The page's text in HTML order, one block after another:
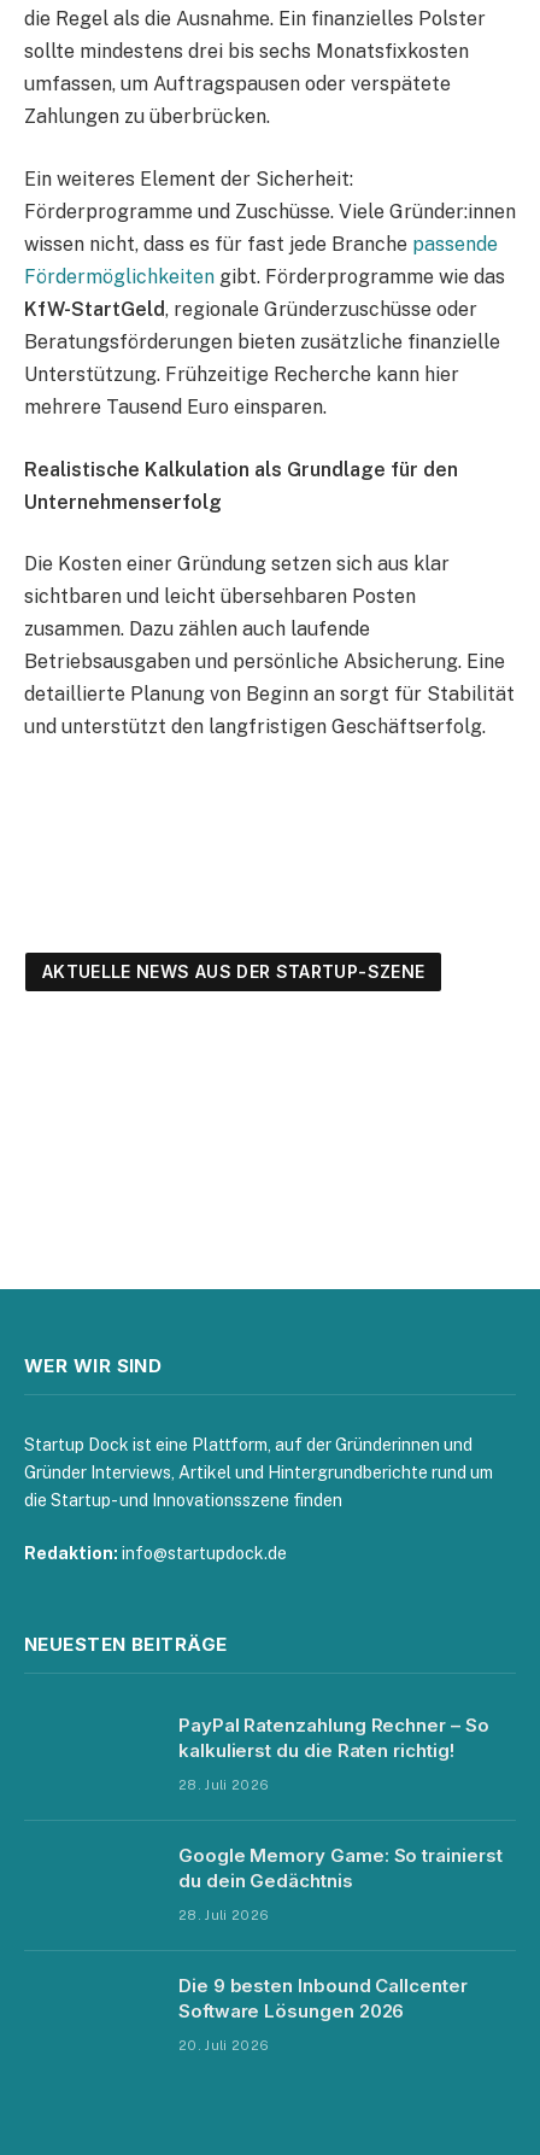
die Regel als die Ausnahme. Ein finanzielles Polster
sollte mindestens drei bis sechs Monatsfixkosten
umfassen, um Auftragspausen oder verspätete
Zahlungen zu überbrücken.
Ein weiteres Element der Sicherheit:
Förderprogramme und Zuschüsse. Viele Gründer:innen
wissen nicht, dass es für fast jede Branche passende
Fördermöglichkeiten gibt. Förderprogramme wie das
KfW-StartGeld, regionale Gründerzuschüsse oder
Beratungsförderungen bieten zusätzliche finanzielle
Unterstützung. Frühzeitige Recherche kann hier
mehrere Tausend Euro einsparen.
Realistische Kalkulation als Grundlage für den
Unternehmenserfolg
Die Kosten einer Gründung setzen sich aus klar
sichtbaren und leicht übersehbaren Posten
zusammen. Dazu zählen auch laufende
Betriebsausgaben und persönliche Absicherung. Eine
detaillierte Planung von Beginn an sorgt für Stabilität
und unterstützt den langfristigen Geschäftserfolg.
AKTUELLE NEWS AUS DER STARTUP-SZENE
WER WIR SIND
Startup Dock ist eine Plattform, auf der Gründerinnen und
Gründer Interviews, Artikel und Hintergrundberichte rund um
die Startup- und Innovationsszene finden
Redaktion: info@startupdock.de
NEUESTEN BEITRÄGE
PayPal Ratenzahlung Rechner – So
kalkulierst du die Raten richtig!
28. Juli 2026
Google Memory Game: So trainierst
du dein Gedächtnis
28. Juli 2026
Die 9 besten Inbound Callcenter
Software Lösungen 2026
20. Juli 2026